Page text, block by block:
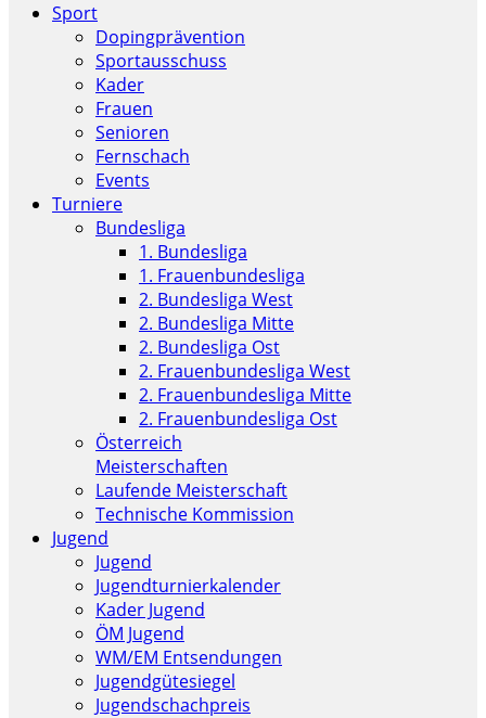
Sport
Dopingprävention
Sportausschuss
Kader
Frauen
Senioren
Fernschach
Events
Turniere
Bundesliga
1. Bundesliga
1. Frauenbundesliga
2. Bundesliga West
2. Bundesliga Mitte
2. Bundesliga Ost
2. Frauenbundesliga West
2. Frauenbundesliga Mitte
2. Frauenbundesliga Ost
Österreich
Meisterschaften
Laufende Meisterschaft
Technische Kommission
Jugend
Jugend
Jugendturnierkalender
Kader Jugend
ÖM Jugend
WM/EM Entsendungen
Jugendgütesiegel
Jugendschachpreis